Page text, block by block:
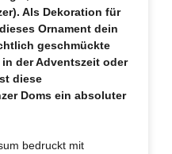
Als Dekoration für
Ornament dein
geschmückte
der Adventszeit oder
diese
Doms ein absoluter
bedruckt mit